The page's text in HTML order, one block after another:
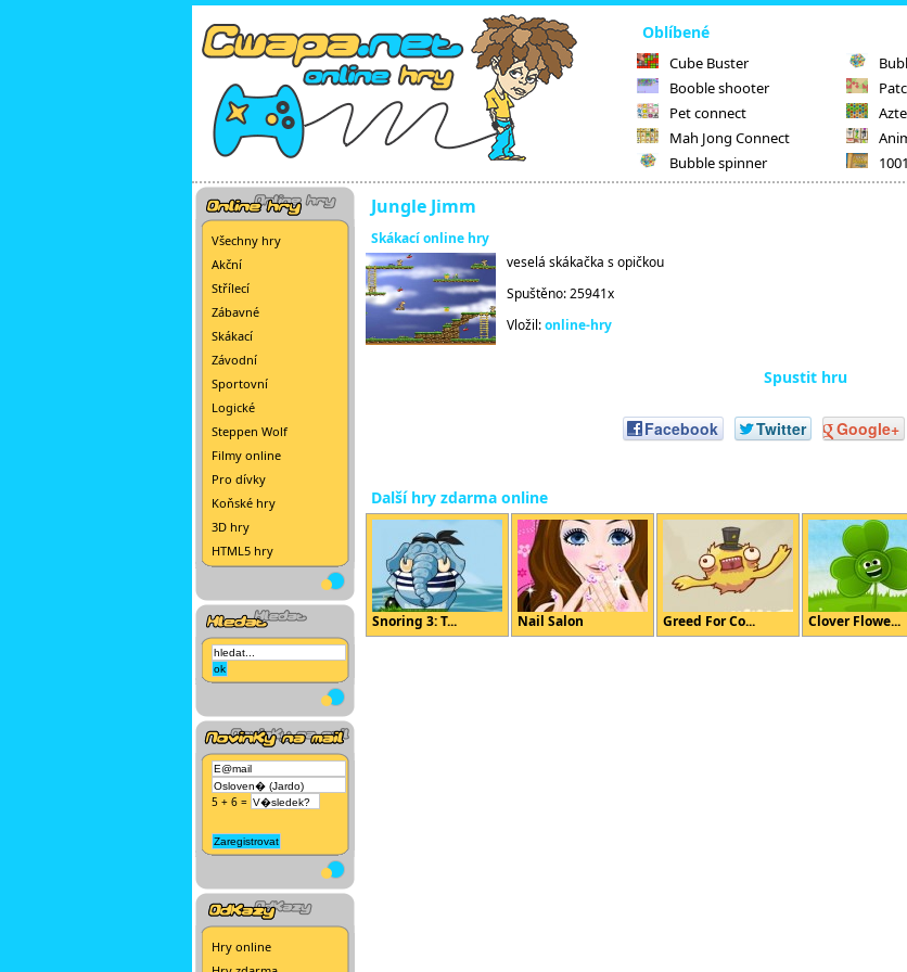
Oblíbené
Cube Buster
Booble shooter
Pet connect
Mah Jong Connect
Bubble spinner
Všechny hry
Akční
Střílecí
Zábavné
Skákací
Závodní
Sportovní
Logické
Steppen Wolf
Filmy online
Pro dívky
Koňské hry
3D hry
HTML5 hry
5 + 6 =
Hry online
Jungle Jimm
Skákací online hry
veselá skákačka s opičkou
Spuštěno: 25941x
Vložil:online-hry
Spustit hru
Facebook Twitter Google+
Další hry zdarma online
Snoring 3: T... Nail Salon Greed For Co... Clover Flowe...